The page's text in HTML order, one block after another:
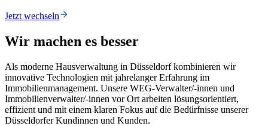
Jetzt wechseln
Wir machen es besser
Als moderne Hausverwaltung in Düsseldorf kombinieren wir
innovative Technologien mit jahrelanger Erfahrung im
Immobilienmanagement. Unsere WEG-Verwalter/-innen und
Immobilienverwalter/-innen vor Ort arbeiten lösungsorientiert,
effizient und mit einem klaren Fokus auf die Bedürfnisse unserer
Düsseldorfer Kundinnen und Kunden.